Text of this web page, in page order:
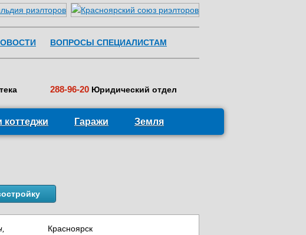
ВОПРОСЫ СПЕЦИАЛИСТАМ
288-96-20 Юридический отдел
коттеджи Гаражи Земля
Красноярск